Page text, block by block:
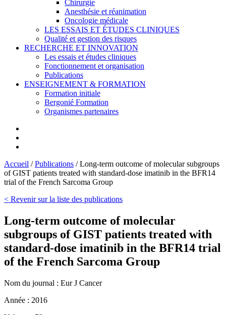
Chirurgie
Anesthésie et réanimation
Oncologie médicale
LES ESSAIS ET ÉTUDES CLINIQUES
Qualité et gestion des risques
RECHERCHE ET INNOVATION
Les essais et études cliniques
Fonctionnement et organisation
Publications
ENSEIGNEMENT & FORMATION
Formation initiale
Bergonié Formation
Organismes partenaires
Accueil /Publications /Long-term outcome of molecular subgroups
of GIST patients treated with standard-dose imatinib in the BFR14
trial of the French Sarcoma Group
< Revenir sur la liste des publications
Long-term outcome of molecular
subgroups of GIST patients treated with
standard-dose imatinib in the BFR14 trial
of the French Sarcoma Group
Nom du journal : Eur J Cancer
Année : 2016